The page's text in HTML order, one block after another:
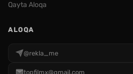
Qayta Aloqa
ALOQA
@rekla_me
topfilmx@gmail.com